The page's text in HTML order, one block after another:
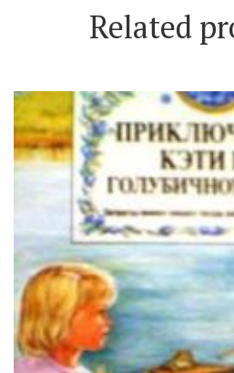
Related